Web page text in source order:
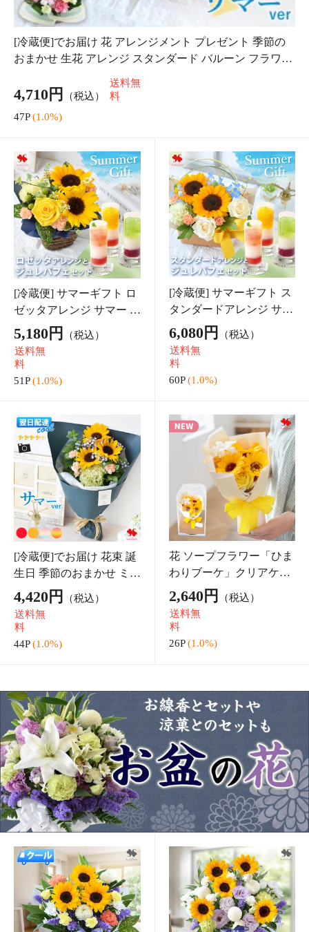
ゼッタアレンジ サマー ＆
ジュレパフェ セット セッ
ブーケ スイーツ お中元
暑中見
5,180円（税込）
送料無
料
51P (1.0%)
タンダードアレンジ サマ
ー ＆ ジュレパフェ セッ
ント 花束 ブーケ スイー
ツ お中元 暑
6,080円
送料無
料
60P (1.0%)
[冷蔵便]でお届け 花束 誕
生日 季節のおまかせ ミデ
ィブーケ 花 プレゼント
ギフト お誕生日 生花 フ
ラワーギフト 誕生日プレ
ゼント お誕
4,420円（税込）
送料無
料
44P (1.0%)
花 ソープフラワー「ひま
わりブーケ」クリアケー
スに入れてお届け 花束
ミニブーケ 誕生日 プレ
ゼント 女性 女の子 プレ
ゼント ギフト
2,640円 （税込）
送料無
料
(1.0%)
[冷蔵便]でお届け 即日発
送対応 お供え生花アレン
ジメント Sサイズ ひまわ
りver ヒマワリ 夏 お供え
花 アレンジ お供え お悔
やみ 贈り物
送料無
料
54P (1.0%)
[冷蔵便]でお届け 即日発
送対応 お供え生花アレン
ジメント Mサイズ ひまわ
りver ヒマワリ 夏 お供え
花 アレンジ お供え お悔
やみ 贈り物
(1.0%)
[冷蔵便]でお届け 即日発
送対応 お供え生花 フラワ
ーアレンジメントS(ユリ
入り）＆ローソク・線香
のセット お供え線香セッ
ト お供え お悔
6,080円（税込）
送料無
料
60P (1.0%)
送料無料 仏花 お供え プ
リザーブドフラワー ガラ
スボトル 線香 和遊とお
供えプリザーブドフラワ
ー in ミニボトル セット
お悔やみ お花
3,980円
送料無
料
39P (1.0%)